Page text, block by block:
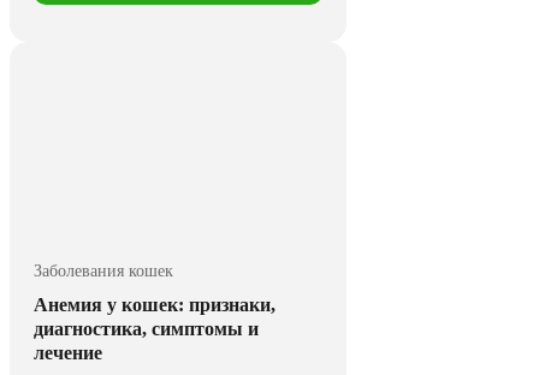
Заболевания кошек
Анемия у кошек: признаки,
диагностика, симптомы и
лечение